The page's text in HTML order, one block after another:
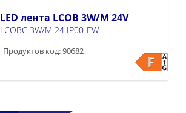
LED лента LCOB 3W/M 24V
LCOBC 3W/M 24 IP00-EW
Продуктов код: 90682